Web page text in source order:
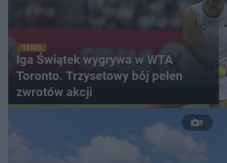
TENIS
Iga Świątek wygrywa w WTA
Toronto. Trzysetowy bój pełen
zwrotów akcji
8